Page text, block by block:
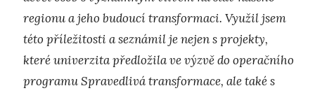
regionu a jeho budoucí transformaci. Využil jsem
této příležitosti a seznámil je nejen s projekty,
které univerzita předložila ve výzvě do operačního
programu Spravedlivá transformace, ale také s